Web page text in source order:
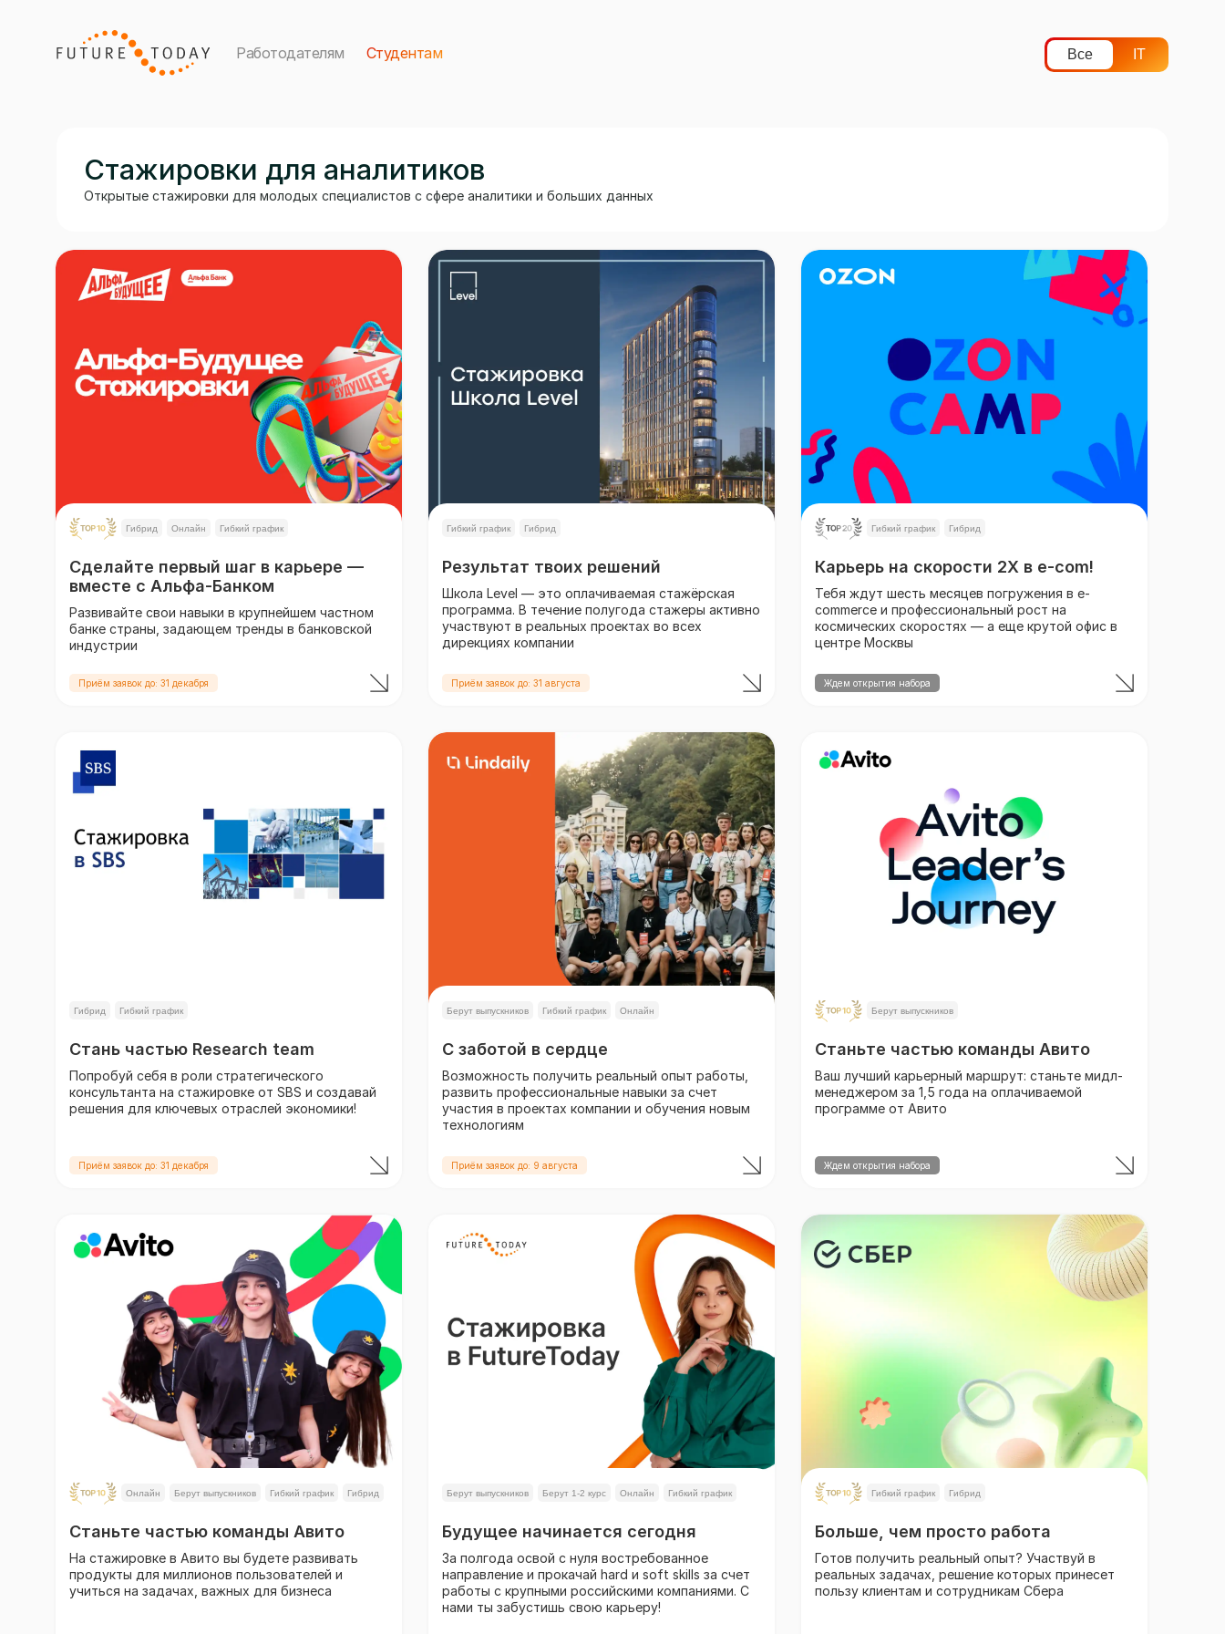
Работодателям Студентам Все IT
Стажировки для аналитиков
Открытые стажировки для молодых специалистов с сфере аналитики и больших данных
Гибрид Онлайн Гибкий график
Сделайте первый шаг в карьере —
вместе с Альфа-Банком
Развивайте свои навыки в крупнейшем частном
банке страны, задающем тренды в банковской
индустрии
Приём заявок до: 31 декабря
Гибкий график Гибрид
Результат твоих решений
Школа Level — это оплачиваемая стажёрская
программа. В течение полугода стажеры активно
участвуют в реальных проектах во всех
дирекциях компании
Приём заявок до: 31 августа
Гибкий график Гибрид
Карьерь на скорости 2Х в e-com!
Тебя ждут шесть месяцев погружения в e-
commerce и профессиональный рост на
космических скоростях — а еще крутой офис в
центре Москвы
Ждем открытия набора
Гибрид Гибкий график
Стань частью Research team
Попробуй себя в роли стратегического
консультанта на стажировке от SBS и создавай
решения для ключевых отраслей экономики!
Приём заявок до: 31 декабря
Берут выпускников Гибкий график Онлайн
С заботой в сердце
Возможность получить реальный опыт работы,
развить профессиональные навыки за счет
участия в проектах компании и обучения новым
технологиям
Приём заявок до: 9 августа
Берут выпускников
Станьте частью команды Авито
Ваш лучший карьерный маршрут: станьте мидл-
менеджером за 1,5 года на оплачиваемой
программе от Авито
Ждем открытия набора
Онлайн Берут выпускников Гибкий график Гибрид
Станьте частью команды Авито
На стажировке в Авито вы будете развивать
продукты для миллионов пользователей и
учиться на задачах, важных для бизнеса
Берут выпускников Берут 1-2 курс Онлайн Гибкий график
Будущее начинается сегодня
За полгода освой с нуля востребованное
направление и прокачай hard и soft skills за счет
работы с крупными российскими компаниями. С
нами ты забустишь свою карьеру!
Гибкий график Гибрид
Больше, чем просто работа
Готов получить реальный опыт? Участвуй в
реальных задачах, решение которых принесет
пользу клиентам и сотрудникам Сбера